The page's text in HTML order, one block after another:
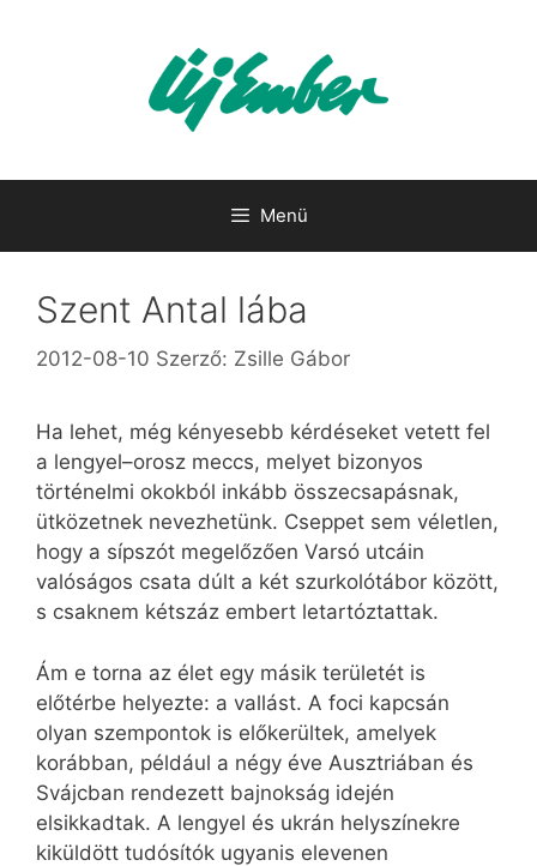
Menü
Szent Antal lába
2012-08-10 Szerző: Zsille Gábor
Ha lehet, még kényesebb kérdéseket vetett fel
a lengyel–orosz meccs, melyet bizonyos
történelmi okokból inkább összecsapásnak,
ütközetnek nevezhetünk. Cseppet sem véletlen,
hogy a sípszót megelőzően Varsó utcáin
valóságos csata dúlt a két szurkolótábor között,
s csaknem kétszáz embert letartóztattak.
Ám e torna az élet egy másik területét is
előtérbe helyezte: a vallást. A foci kapcsán
olyan szempontok is előkerültek, amelyek
korábban, például a négy éve Ausztriában és
Svájcban rendezett bajnokság idején
elsikkadtak. A lengyel és ukrán helyszínekre
kiküldött tudósítók ugyanis elevenen